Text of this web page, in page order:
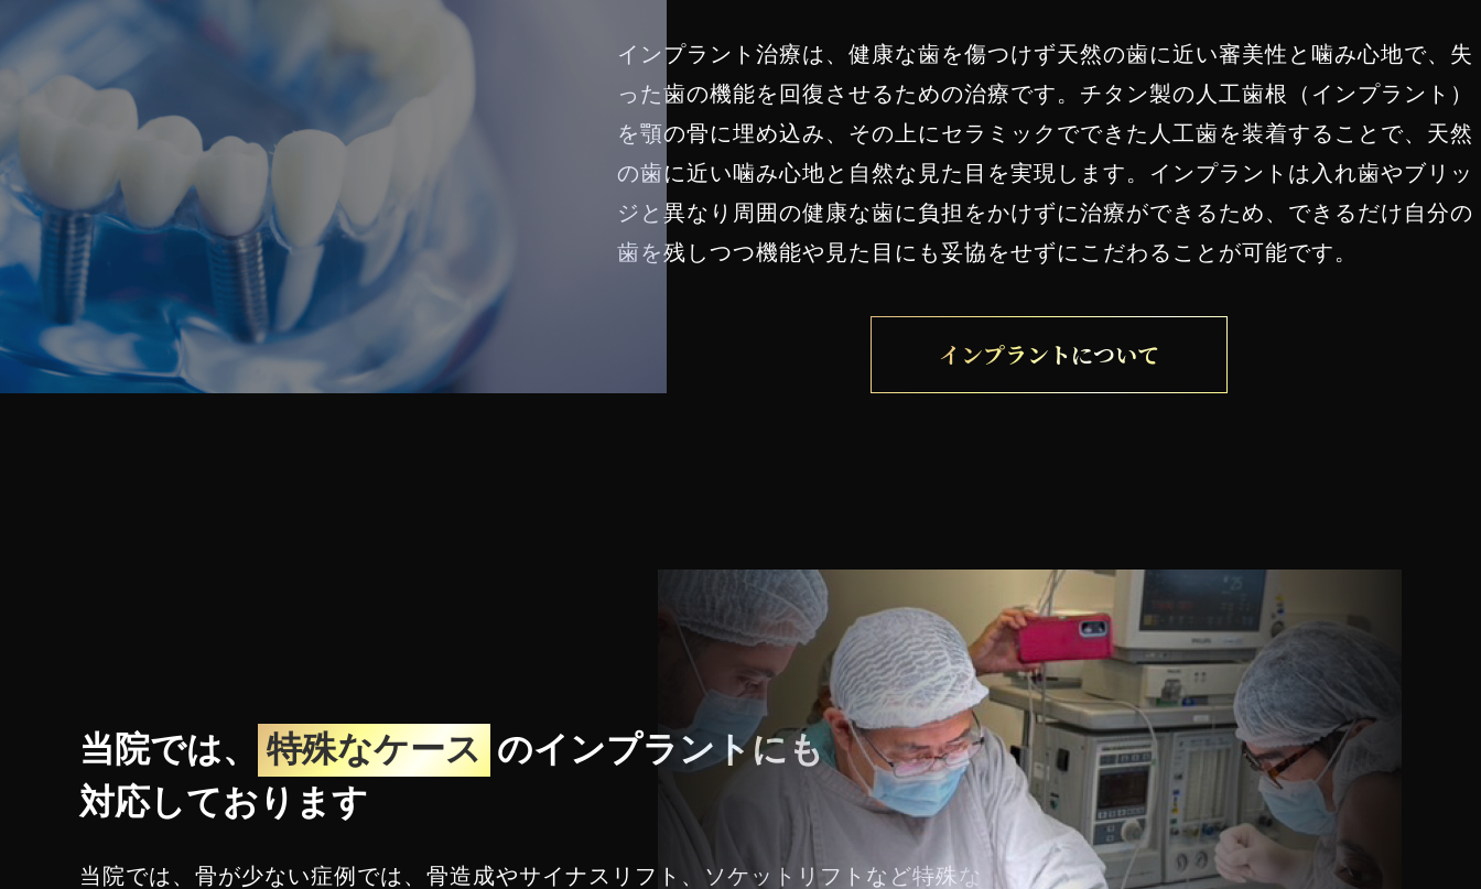
インプラント治療は、健康な歯を傷つけず天然の歯に近い審美性と噛み心地で、失
った歯の機能を回復させるための治療です。チタン製の人工歯根（インプラント）
を顎の骨に埋め込み、その上にセラミックでできた人工歯を装着することで、天然
の歯に近い噛み心地と自然な見た目を実現します。インプラントは入れ歯やブリッ
ジと異なり周囲の健康な歯に負担をかけずに治療ができるため、できるだけ自分の
歯を残しつつ機能や見た目にも妥協をせずにこだわることが可能です。
インプラントについて
当院では、 特殊なケース のインプラントにも
対応しております
当院では、骨が少ない症例では、骨造成やサイナスリフト、ソケットリフトなど特殊な